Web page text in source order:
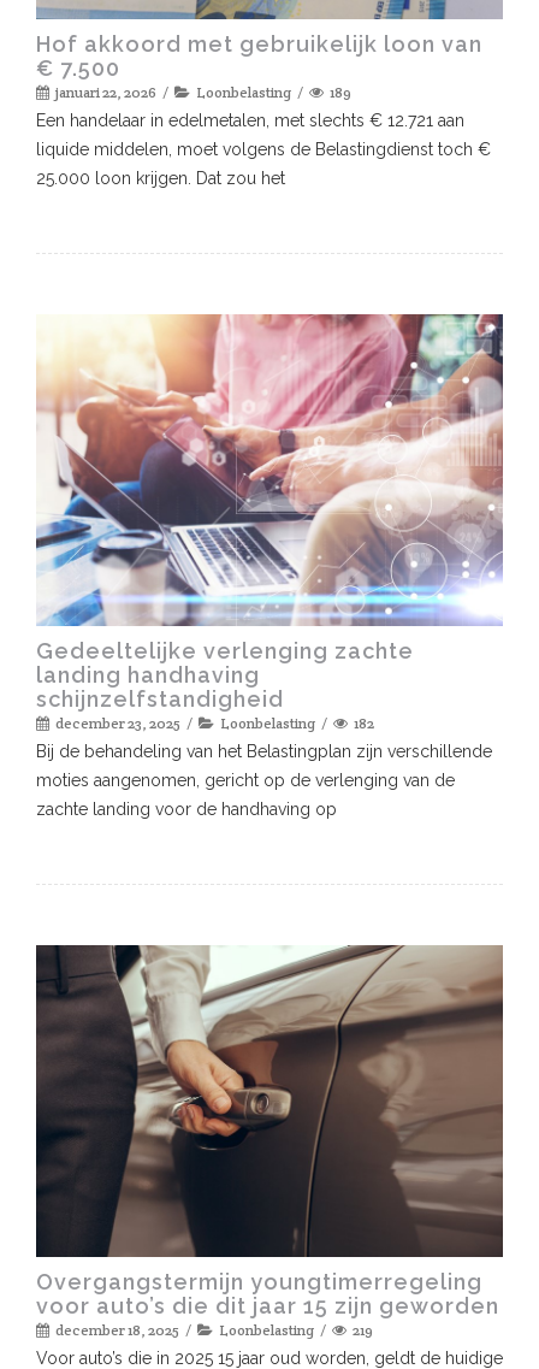
Hof akkoord met gebruikelijk loon van
€ 7.500
januari 22, 2026 Loonbelasting 189
Een handelaar in edelmetalen, met slechts € 12.721 aan
liquide middelen, moet volgens de Belastingdienst toch €
25.000 loon krijgen. Dat zou het
Gedeeltelijke verlenging zachte
landing handhaving
schijnzelfstandigheid
december 23, 2025 Loonbelasting 182
Bij de behandeling van het Belastingplan zijn verschillende
moties aangenomen, gericht op de verlenging van de
zachte landing voor de handhaving op
Overgangstermijn youngtimerregeling
voor auto’s die dit jaar 15 zijn geworden
december 18, 2025 Loonbelasting 219
Voor auto’s die in 2025 15 jaar oud worden, geldt de huidige